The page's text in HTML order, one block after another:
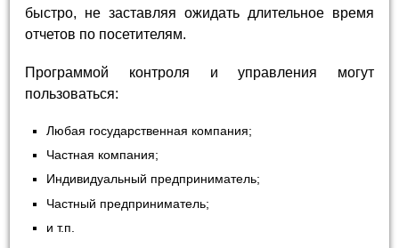
быстро, не заставляя ожидать длительное время
отчетов по посетителям.
Программой контроля и управления могут
пользоваться:
Любая государственная компания;
Частная компания;
Индивидуальный предприниматель;
Частный предприниматель;
и т.п.